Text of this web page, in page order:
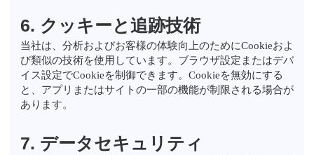
6. クッキーと追跡技術
当社は、分析およびお客様の体験向上のためにCookieおよ
び類似の技術を使用しています。ブラウザ設定またはデバ
イス設定でCookieを制御できます。Cookieを無効にする
と、アプリまたはサイトの一部の機能が制限される場合が
あります。
7. データセキュリティ